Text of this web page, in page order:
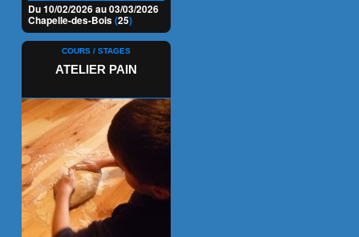
Du 10/02/2026 au 03/03/2026
Chapelle-des-Bois(25)
COURS / STAGES
ATELIER PAIN